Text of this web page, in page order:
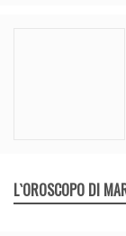
L`OROSCOPO DI